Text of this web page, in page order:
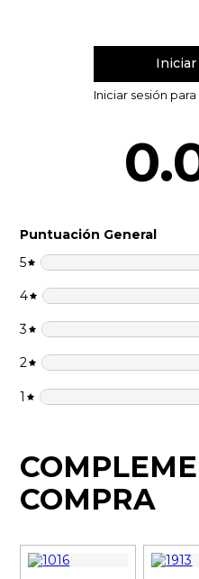
Puntuación General
5
4
3
2
1
COMPRA